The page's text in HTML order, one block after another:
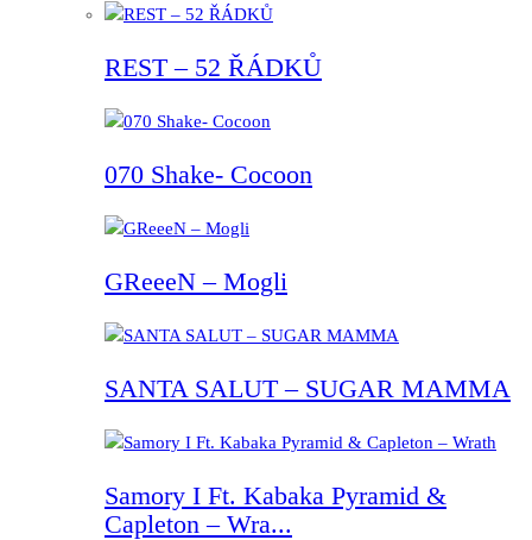
REST – 52 ŘÁDKŮ
070 Shake- Cocoon
GReeeN – Mogli
SANTA SALUT – SUGAR MAMMA
Samory I Ft. Kabaka Pyramid &
Capleton – Wra...